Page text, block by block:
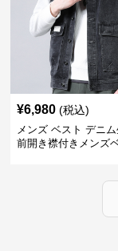
¥6,980 (税込)
メンズ ベスト デニ
前開き襟付きメンズ